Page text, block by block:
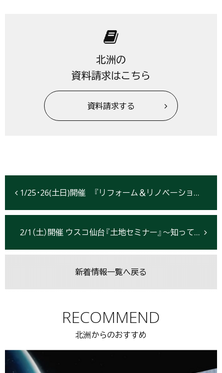
北洲の
資料請求はこちら
資料請求する
1/25･26(土日)開催 『リフォーム＆リノベーション フェスタ！』【仙台市】
2/1（土）開催 ウスコ仙台『土地セミナー』～知っておきたい、失敗しない土地の購入方法～
新着情報一覧へ戻る
RECOMMEND
北洲からのおすすめ